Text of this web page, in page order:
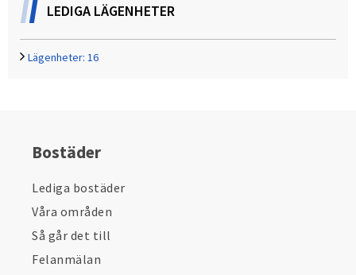
LEDIGA LÄGENHETER
Lägenheter: 16
Bostäder
Lediga bostäder
Våra områden
Så går det till
Felanmälan